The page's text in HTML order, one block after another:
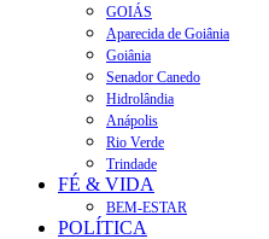
GOIÁS
Aparecida de Goiânia
Goiânia
Senador Canedo
Hidrolândia
Anápolis
Rio Verde
Trindade
FÉ & VIDA
BEM-ESTAR
POLÍTICA